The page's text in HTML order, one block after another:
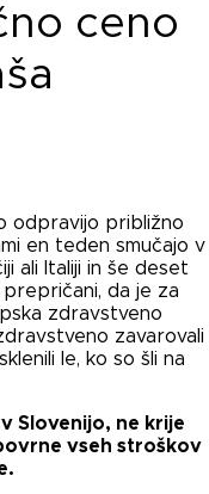
ceno
odpravijo približno
en teden smučajo v
ali Italiji in še deset
prepričani, da je za
zdravstveno
zavarovali
le, ko so šli na
Slovenijo, ne krije
vseh stroškov